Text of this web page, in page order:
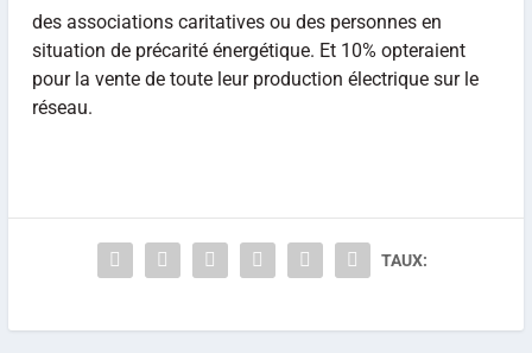
des associations caritatives ou des personnes en
situation de précarité énergétique. Et 10% opteraient
pour la vente de toute leur production électrique sur le
réseau.
TAUX: